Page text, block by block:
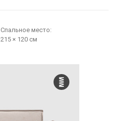
Cпальное место:
215 × 120 см